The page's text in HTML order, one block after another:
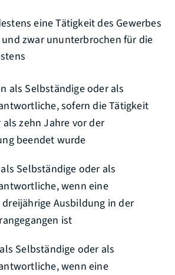
eine Tätigkeit des Gewerbes
und zwar ununterbrochen für die
als Selbständige oder als
sofern die Tätigkeit
zehn Jahre vor der
beendet wurde
Selbständige oder als
wenn eine
Ausbildung in der
ist
Selbständige oder als
wenn eine